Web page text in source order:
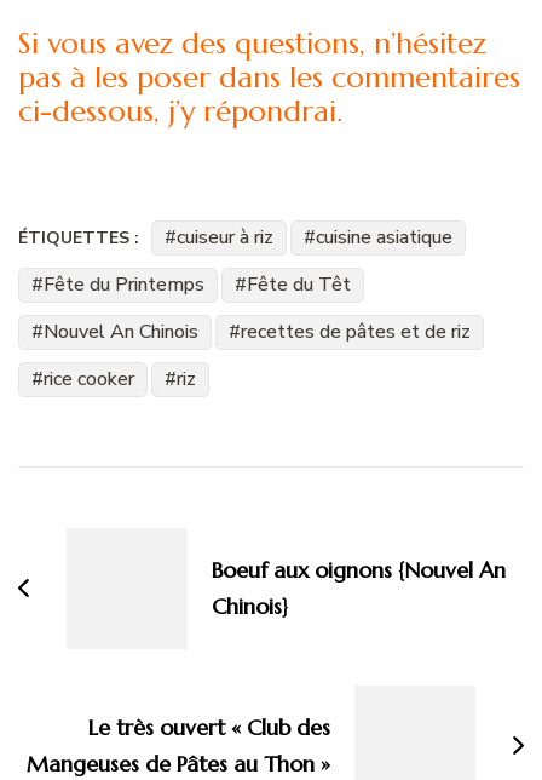
Si vous avez des questions, n’hésitez
pas à les poser dans les commentaires
ci-dessous, j’y répondrai.
ÉTIQUETTES : cuiseur à riz
cuisine asiatique
Fête du Printemps
Fête du Têt
Nouvel An Chinois
recettes de pâtes et de riz
rice cooker
riz
Boeuf aux oignons {Nouvel An
Chinois}
Le très ouvert « Club des
Mangeuses de Pâtes au Thon »